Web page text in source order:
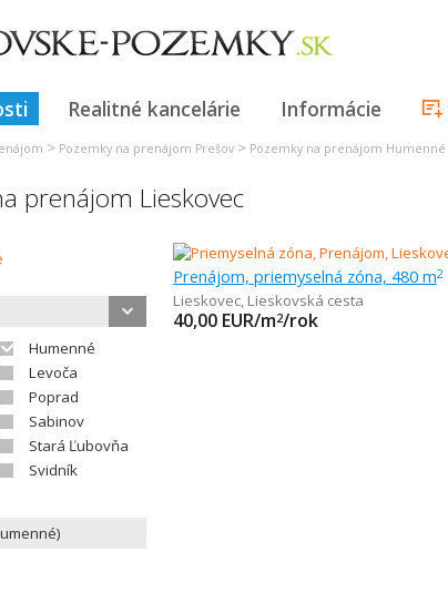
Realitné kancelárie Informácie
> Pozemky na prenájom Prešov > Pozemky na prenájom Humenné
prenájom Lieskovec
Humenné
Levoča
Poprad
Sabinov
Stará Ľubovňa
Svidník
Prenájom, priemyselná zóna, 480 m2
Lieskovec, Lieskovská cesta
40,00 EUR/m2/rok